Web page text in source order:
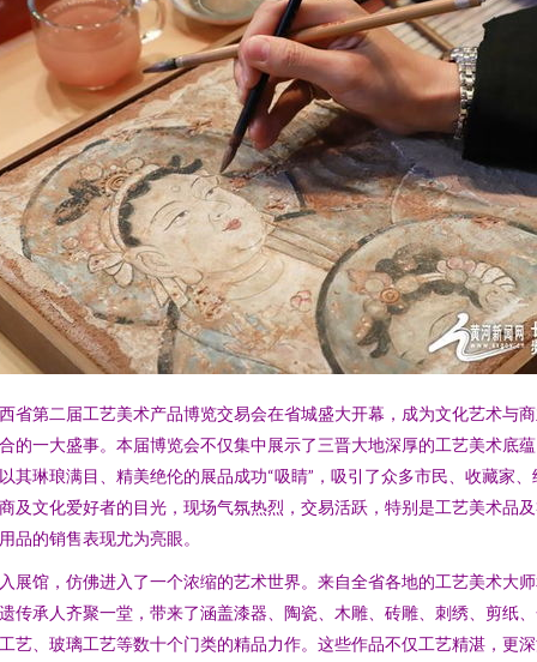
省第二届工艺美术产品博览交易会在省城盛大开幕，成为文化艺术与
的一大盛事。本届博览会不仅集中展示了三晋大地深厚的工艺美术底
其琳琅满目、精美绝伦的展品成功“吸睛”，吸引了众多市民、收藏家、
及文化爱好者的目光，现场气氛热烈，交易活跃，特别是工艺美术品
品的销售表现尤为亮眼。
展馆，仿佛进入了一个浓缩的艺术世界。来自全省各地的工艺美术大
传承人齐聚一堂，带来了涵盖漆器、陶瓷、木雕、砖雕、刺绣、剪纸
艺、玻璃工艺等数十个门类的精品力作。这些作品不仅工艺精湛，更